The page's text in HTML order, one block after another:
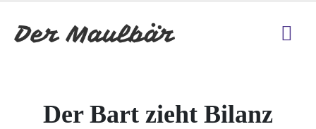
Der Bart zieht Bilanz